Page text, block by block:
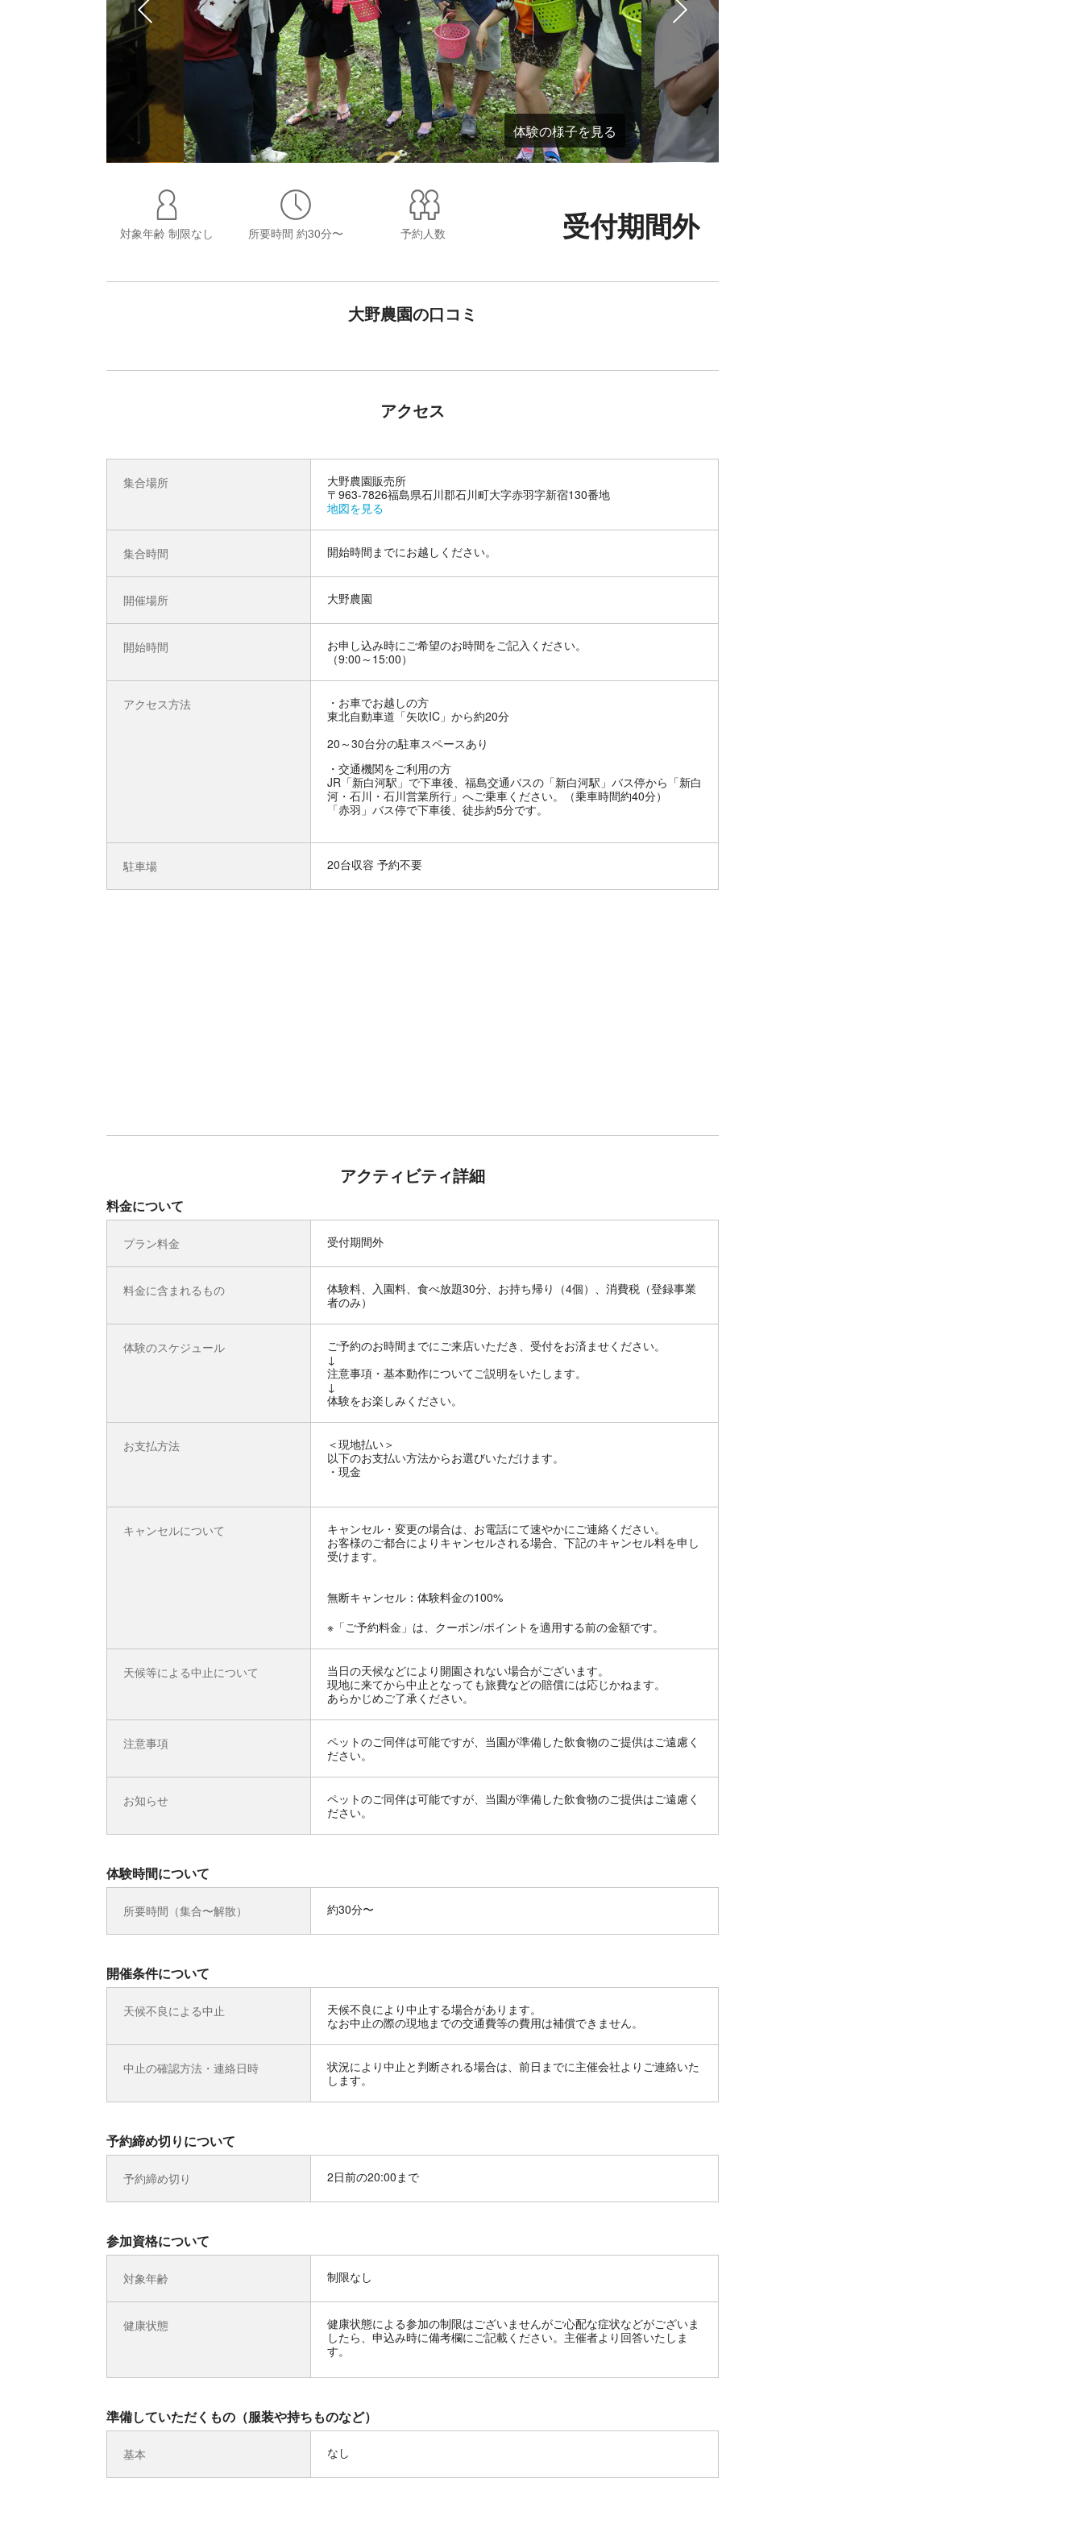
体験の様子を見る
対象年齢 制限なし 所要時間 約30分〜 予約人数 受付期間外
大野農園の口コミ
アクセス
集合場所
大野農園販売所
〒963-7826福島県石川郡石川町大字赤羽字新宿130番地
地図を見る
集合時間 開始時間までにお越しください。
開催場所 大野農園
開始時間
お申し込み時にご希望のお時間をご記入ください。
（9:00～15:00）
アクセス方法
お車でお越しの方
東北自動車道「矢吹IC」から約20分
20～30台分の駐車スペースあり
交通機関をご利用の方
JR「新白河駅」で下車後、福島交通バスの「新白河駅」バス停から「新白
河・石川・石川営業所行」へご乗車ください。（乗車時間約40分）
「赤羽」バス停で下車後、徒歩約5分です。
駐車場 20台収容 予約不要
アクティビティ詳細
料金について
プラン料金 受付期間外
料金に含まれるもの
体験料、入園料、食べ放題30分、お持ち帰り（4個）、消費税（登録事業
者のみ）
体験のスケジュール
ご予約のお時間までにご来店いただき、受付をお済ませください。
↓
注意事項・基本動作についてご説明をいたします。
↓
体験をお楽しみください。
お支払方法
＜現地払い＞
以下のお支払い方法からお選びいただけます。
・現金
キャンセルについて
キャンセル・変更の場合は、お電話にて速やかにご連絡ください。
お客様のご都合によりキャンセルされる場合、下記のキャンセル料を申し
受けます。
無断キャンセル：体験料金の100%
※「ご予約料金」は、クーポン/ポイントを適用する前の金額です。
天候等による中止について
当日の天候などにより開園されない場合がございます。
現地に来てから中止となっても旅費などの賠償には応じかねます。
あらかじめご了承ください。
注意事項
ペットのご同伴は可能ですが、当園が準備した飲食物のご提供はご遠慮く
ださい。
お知らせ
ペットのご同伴は可能ですが、当園が準備した飲食物のご提供はご遠慮く
ださい。
体験時間について
所要時間（集合〜解散） 約30分〜
開催条件について
天候不良による中止
天候不良により中止する場合があります。
なお中止の際の現地までの交通費等の費用は補償できません。
中止の確認方法・連絡日時
状況により中止と判断される場合は、前日までに主催会社よりご連絡いた
します。
予約締め切りについて
予約締め切り 2日前の20:00まで
参加資格について
対象年齢 制限なし
健康状態
健康状態による参加の制限はございませんがご心配な症状などがございま
したら、申込み時に備考欄にご記載ください。主催者より回答いたしま
す。
準備していただくもの（服装や持ちものなど）
基本 なし